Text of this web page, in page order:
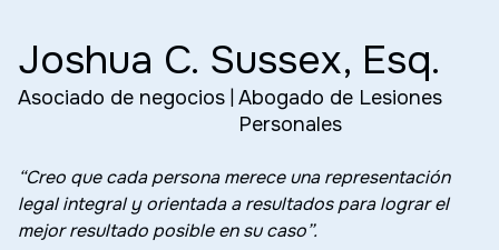
Joshua C. Sussex, Esq.
Asociado de negocios Abogado de Lesiones
Personales
“Creo que cada persona merece una representación
legal integral y orientada a resultados para lograr el
mejor resultado posible en su caso”.